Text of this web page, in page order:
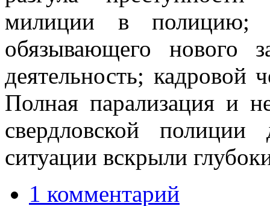
милиции в
обязывающего нового
деятельность; кадровой
Полная парализация и
свердловской полиции
ситуации вскрыли
1 комментарий